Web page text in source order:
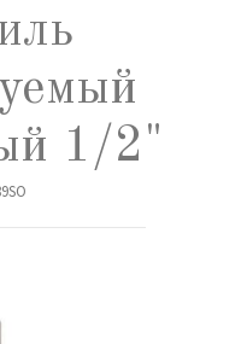
1/2"